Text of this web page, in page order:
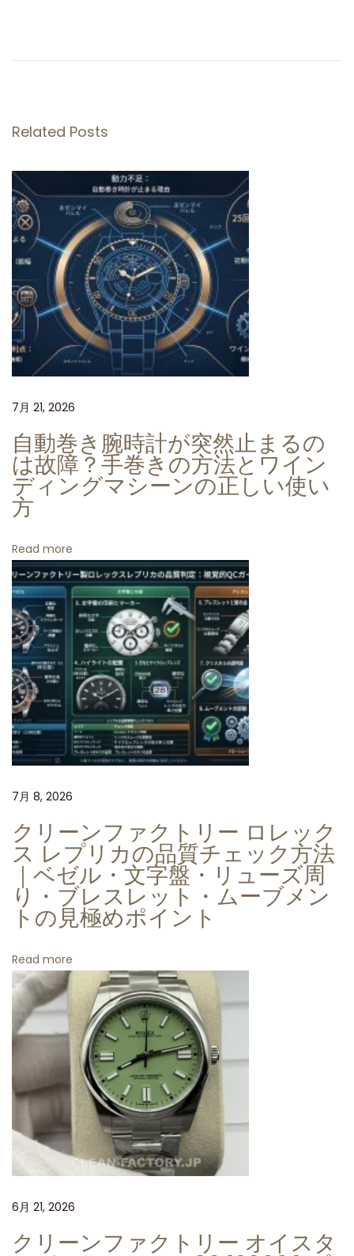
工
の
ロ
レ
ッ
ク
ス
パ
ン
ダ
デ
ト
ナ
4
1
3
0
最
高
版
の
評
価
C
l
e
a
n
工
が
制
す
る
レ
ッ
ク
ス
1
m
レ
ダ
イ
Related Posts
7月 21, 2026
自動巻き腕時計が突然止まるの
は故障？手巻きの方法とワイン
ディングマシーンの正しい使い
方
Read more
7月 8, 2026
クリーンファクトリー ロレック
ス レプリカの品質チェック方法
｜ベゼル・文字盤・リューズ周
り・ブレスレット・ムーブメン
トの見極めポイント
Read more
6月 21, 2026
クリーンファクトリー オイスタ